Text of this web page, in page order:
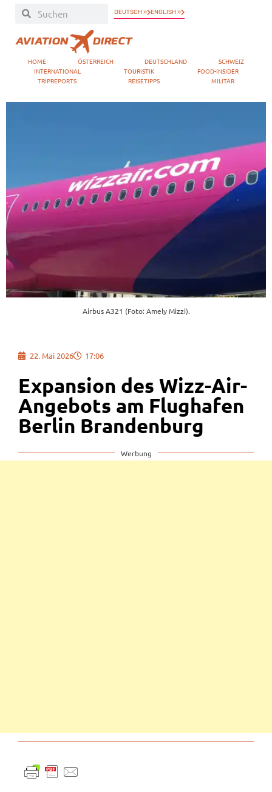
DEUTSCH » ENGLISH »
HOME ÖSTERREICH DEUTSCHLAND
SCHWEIZ
INTERNATIONAL
TOURISTIK
FOOD-INSIDER
TRIPREPORTS
REISETIPPS MILITÄR
Airbus A321 (Foto: Amely Mizzi).
22. Mai 2026 17:06
Expansion des Wizz-Air-
Angebots am Flughafen
Berlin Brandenburg
Werbung